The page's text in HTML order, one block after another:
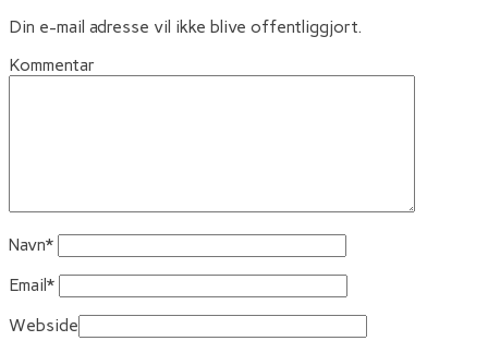
Din e-mail adresse vil ikke blive offentliggjort.
Kommentar
Navn*
Email*
Webside